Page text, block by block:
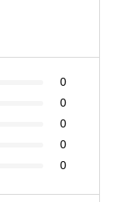
0
0
0
0
0